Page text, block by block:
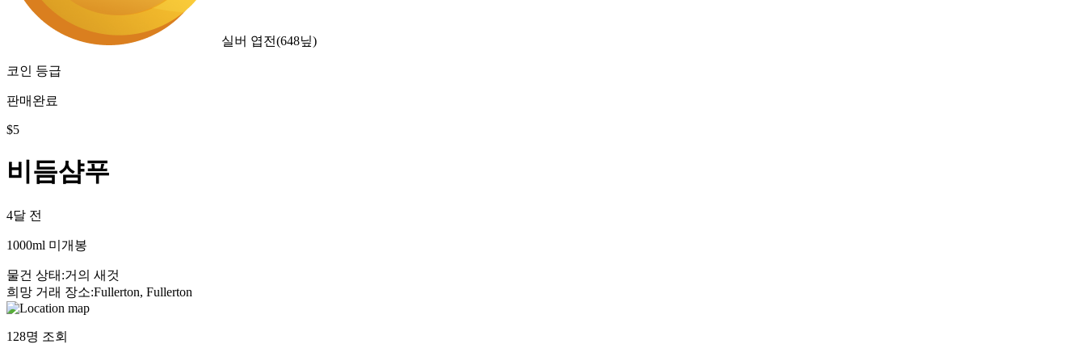
실버 엽전(648닢)
코인 등급
판매완료
$5
비듬샴푸
4달 전
1000ml 미개봉
물건 상태 :거의 새것
희망 거래 장소:Fullerton, Fullerton
128명 조회